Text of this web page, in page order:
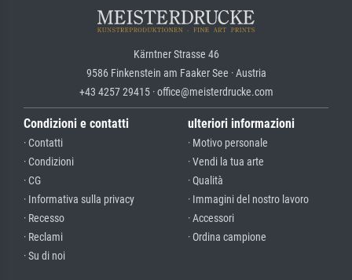
Kärntner Strasse 46
9586 Finkenstein am Faaker See · Austria
+43 4257 29415 · office@meisterdrucke.com
Condizioni e contatti
· Contatti
· Condizioni
· CG
· Informativa sulla privacy
· Recesso
· Reclami
· Su di noi
ulteriori informazioni
· Motivo personale
· Vendi la tua arte
· Qualità
· Immagini del nostro lavoro
· Accessori
· Ordina campione